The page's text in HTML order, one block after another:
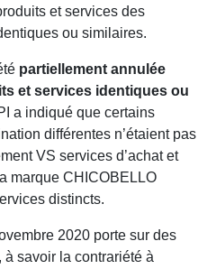
et services des
ou similaires.
partiellement annulée
et services identiques ou
a indiqué que certains
différentes n’étaient pas
VS services d’achat et
marque CHICOBELLO
distincts.
2020 porte sur des
, à savoir la contrariété à